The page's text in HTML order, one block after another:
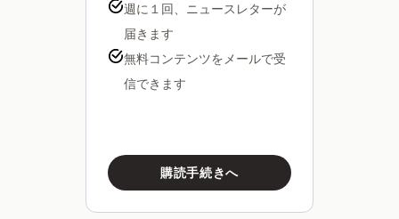
週に１回、ニュースレターが
届きます
無料コンテンツをメールで受
信できます
購読手続きへ